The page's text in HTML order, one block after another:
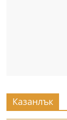
Казанлък